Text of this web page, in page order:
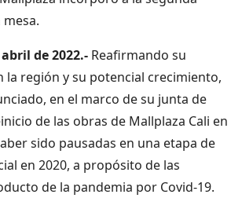
de 2022.- Reafirmando su
la región y su potencial crecimiento,
en el marco de su junta de
de las obras de Mallplaza Cali en
sido pausadas en una etapa de
en 2020, a propósito de las
de la pandemia por Covid-19.